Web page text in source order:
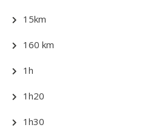
15km
160 km
1h
1h20
1h30